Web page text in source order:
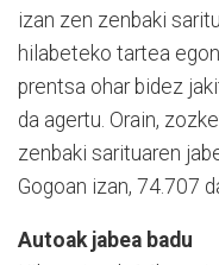
izan zen zenbaki
hilabeteko tartea
prentsa ohar bidez
da agertu. Orain,
zenbaki sarituaren
Gogoan izan, 74.707
Autoak jabea badu